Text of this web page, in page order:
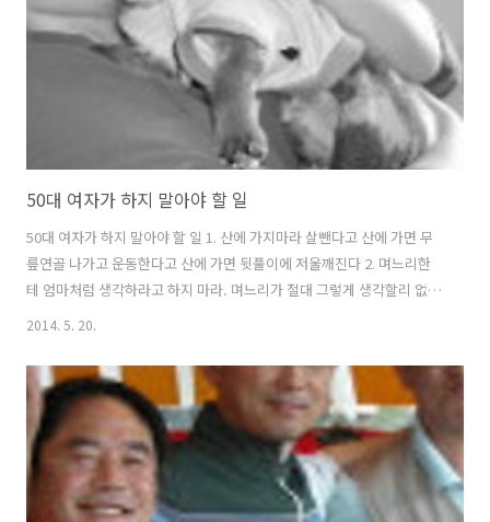
에듀 고문으로도 활동 중이다..
50대 여자가 하지 말아야 할 일
50대 여자가 하지 말아야 할 일 1. 산에 가지마라 살뺀다고 산에 가면 무
릎연골 나가고 운동한다고 산에 가면 뒷풀이에 저울깨진다 2. 며느리한
테 엄마처럼 생각하라고 하지 마라. 며느리가 절대 그렇게 생각할리 없
에는 할머니로 보일 수 있다. 고민하지 말고 그냥 앉아라. 얼굴 붉히면서
그냥 서 있는게 더 민망하다. 4. 누가 아줌마라고 부른다고 또는 할머니라
부른다고 화내지마라 그럼 *아가씨*로 부르냐? 5. 일상 생활 별 불편없거
든 생긴대로 살아라 성형수술해도 그 얼굴의 햇살이고 계속되는 보수공
사에 노후자금 날라간다 6. 며느리한테 카카오스토리, 페이스북 친구 ..
2014. 5. 20.